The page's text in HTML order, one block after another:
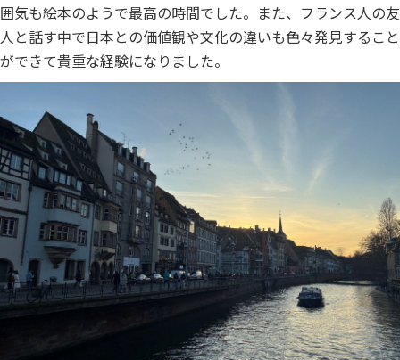
囲気も絵本のようで最高の時間でした。また、フランス人の友
人と話す中で日本との価値観や文化の違いも色々発見すること
ができて貴重な経験になりました。